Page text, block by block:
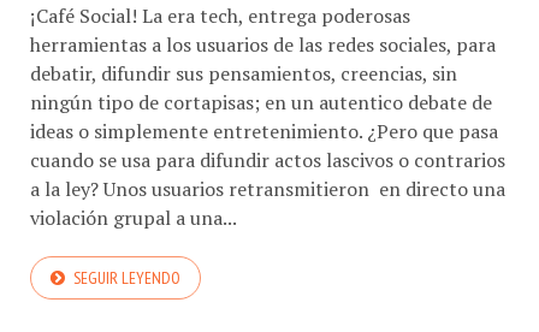
¡Café Social! La era tech, entrega poderosas
herramientas a los usuarios de las redes sociales, para
debatir, difundir sus pensamientos, creencias, sin
ningún tipo de cortapisas; en un autentico debate de
ideas o simplemente entretenimiento. ¿Pero que pasa
cuando se usa para difundir actos lascivos o contrarios
a la ley? Unos usuarios retransmitieron en directo una
violación grupal a una...
SEGUIR LEYENDO